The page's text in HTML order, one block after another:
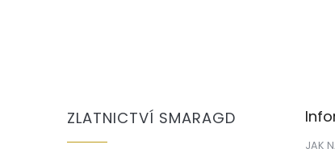
ZLATNICTVÍ SMARAGD
JAK